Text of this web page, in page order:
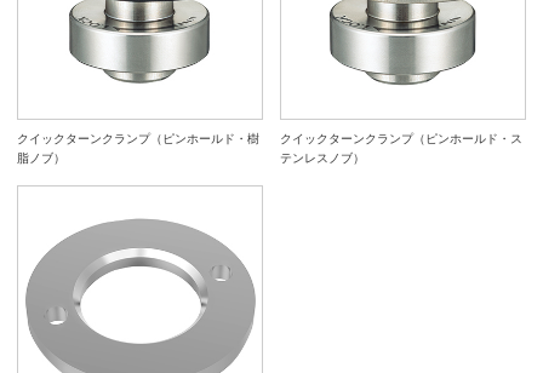
クイックターンクランプ（ピンホールド・樹
脂ノブ）
クイックターンクランプ（ピンホールド・ス
テンレスノブ）